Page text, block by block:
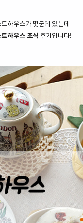
하우스가 몇군데 있는데
하우스 조식 후기입니다!